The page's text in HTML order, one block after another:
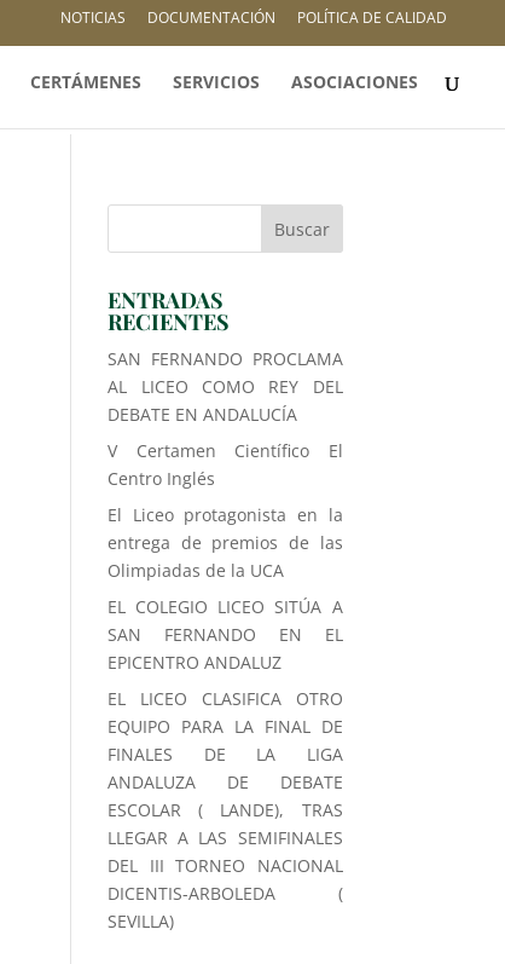
NOTICIAS DOCUMENTACIÓN POLÍTICA DE CALIDAD
CERTÁMENES SERVICIOS ASOCIACIONES
ENTRADAS
RECIENTES
SAN FERNANDO PROCLAMA
AL LICEO COMO REY DEL
DEBATE EN ANDALUCÍA
V Certamen Científico El
Centro Inglés
El Liceo protagonista en la
entrega de premios de las
Olimpiadas de la UCA
EL COLEGIO LICEO SITÚA A
SAN FERNANDO EN EL
EPICENTRO ANDALUZ
EL LICEO CLASIFICA OTRO
EQUIPO PARA LA FINAL DE
FINALES DE LA LIGA
ANDALUZA DE DEBATE
ESCOLAR ( LANDE), TRAS
LLEGAR A LAS SEMIFINALES
DEL III TORNEO NACIONAL
DICENTIS-ARBOLEDA (
SEVILLA)